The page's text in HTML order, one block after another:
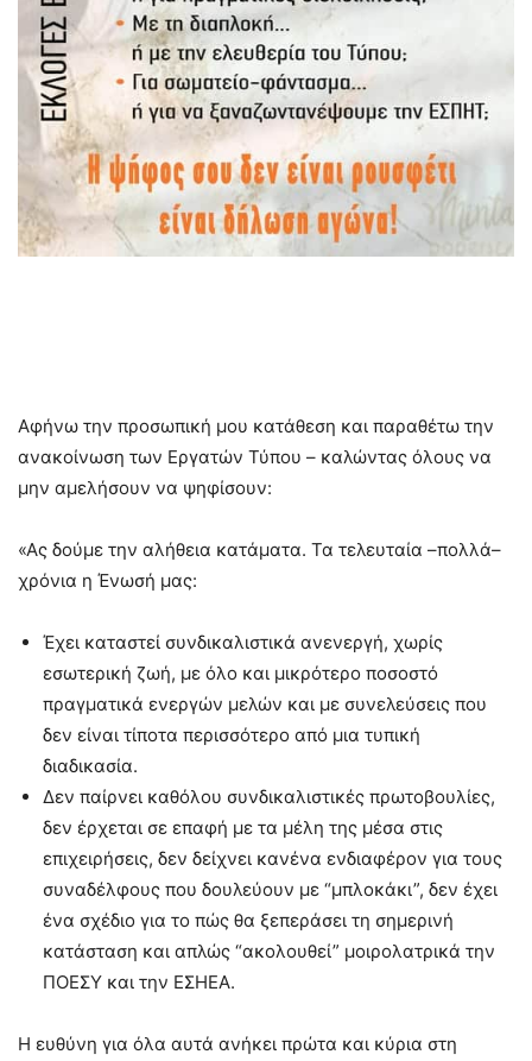
Αφήνω την προσωπική μου κατάθεση και παραθέτω την
ανακοίνωση των Εργατών Τύπου – καλώντας όλους να
μην αμελήσουν να ψηφίσουν:
«Ας δούμε την αλήθεια κατάματα. Τα τελευταία –πολλά–
χρόνια η Ένωσή μας:
Έχει καταστεί συνδικαλιστικά ανενεργή, χωρίς
εσωτερική ζωή, με όλο και μικρότερο ποσοστό
πραγματικά ενεργών μελών και με συνελεύσεις που
δεν είναι τίποτα περισσότερο από μια τυπική
διαδικασία.
Δεν παίρνει καθόλου συνδικαλιστικές πρωτοβουλίες,
δεν έρχεται σε επαφή με τα μέλη της μέσα στις
επιχειρήσεις, δεν δείχνει κανένα ενδιαφέρον για τους
συναδέλφους που δουλεύουν με “μπλοκάκι”, δεν έχει
ένα σχέδιο για το πώς θα ξεπεράσει τη σημερινή
κατάσταση και απλώς “ακολουθεί” μοιρολατρικά την
ΠΟΕΣΥ και την ΕΣΗΕΑ.
Η ευθύνη για όλα αυτά ανήκει πρώτα και κύρια στη